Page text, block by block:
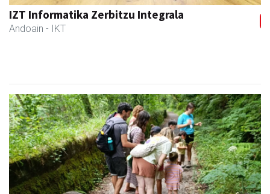
Zubimusu Ikastola
Amasa-Villabona